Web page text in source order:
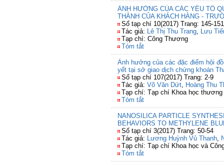
ẢNH HƯỞNG CỦA CÁC YẾU TỐ
THÀNH CỦA KHÁCH HÀNG -
Số tạp chí 10(2017) Trang: 145-151
Tác giả: Lê Thị Thu Trang, Lưu
Tạp chí: Công Thương
Tóm tắt
Ảnh hưởng của các đặc điểm hội
yết tại sở giao dịch chứng khoán
Số tạp chí 107(2017) Trang: 2-9
Tác giả: Võ Văn Dứt, Hoàng Thu
Tạp chí: Tạp chí Khoa học thương
Tóm tắt
NANOSILICA PARTICLE
BEHAVIORS TO METHYLENE
Số tạp chí 3(2017) Trang: 50-54
Tác giả: Lương Huỳnh Vủ Thanh,
Tạp chí: Tạp chí Khoa học và
Tóm tắt